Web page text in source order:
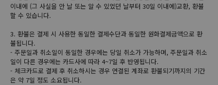
이내에 (그 사실을 안 날 또는 알 수 있었던 날부터 30일 이내에)교환, 환불
할 수 있습니다.
3. 환불은 결제 시 사용한 동일한 결제수단과 동일한 원화결제금액으로 환
불됩니다.
- 주문일과 취소일이 동일한 경우에는 당일 취소가 가능하며, 주문일과 취소
일이 다른 경우에는 카드사에 따라 4~7일 후 반영됩니다.
- 체크카드로 결제 후 취소하시는 경우 연결된 계좌로 환불되기까지의 기간
은 약 7일 정도 소요됩니다.